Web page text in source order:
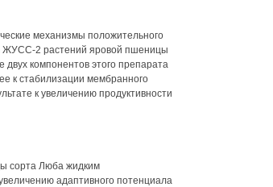
механизмы положительного
ЖУСС-2 растений яровой пшеницы
двух компонентов этого препарата
к стабилизации мембранного
к увеличению продуктивности
сорта Люба жидким
адаптивного потенциала